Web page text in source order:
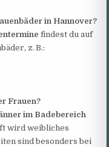
in Hannover?
findest du auf
z. B.:
Frauen?
im Badebereich
wird weibliches
sind besonders bei